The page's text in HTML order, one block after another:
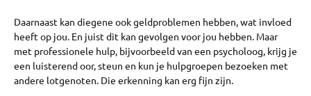
Daarnaast kan diegene ook geldproblemen hebben, wat invloed
heeft op jou. En juist dit kan gevolgen voor jou hebben. Maar
met professionele hulp, bijvoorbeeld van een psycholoog, krijg je
een luisterend oor, steun en kun je hulpgroepen bezoeken met
andere lotgenoten. Die erkenning kan erg fijn zijn.